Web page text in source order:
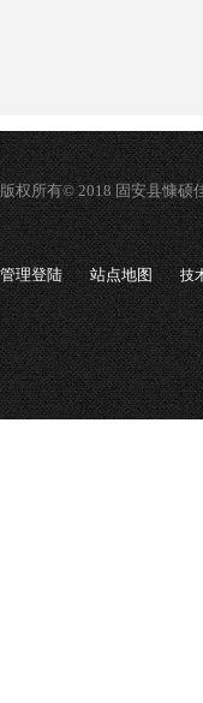
版权所有© 2018 固安县慷硕
管理登陆 站点地图 技